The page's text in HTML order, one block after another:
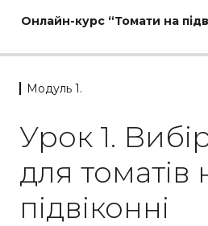
Онлайн-курс “Томати на
1 урок
Модуль 1.
Урок 1. Вибір землі для томатів
Модуль 1.
Урок 1.
для томатів
підвіконні